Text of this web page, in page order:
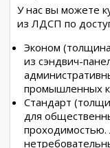
У нас вы можете
из ЛДСП по
Эконом
из сэндвич-
промышленных
Стандарт
для
проходимостью.